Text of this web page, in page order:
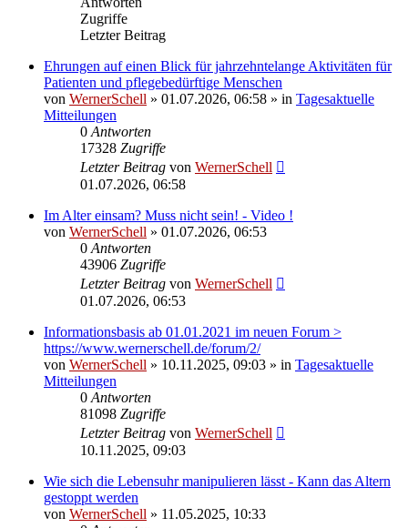
Zugriffe
Letzter Beitrag
Ehrungen auf einen Blick für jahrzehntelange Aktivitäten für
Patienten und pflegebedürftige Menschen
von WernerSchell » 01.07.2026, 06:58 » in Tagesaktuelle
Mitteilungen
0 Antworten
17328 Zugriffe
Letzter Beitrag von WernerSchell
01.07.2026, 06:58
Im Alter einsam? Muss nicht sein! - Video !
von WernerSchell » 01.07.2026, 06:53
0 Antworten
43906 Zugriffe
Letzter Beitrag von WernerSchell
01.07.2026, 06:53
Informationsbasis ab 01.01.2021 im neuen Forum >
https://www.wernerschell.de/forum/2/
von WernerSchell » 10.11.2025, 09:03 » in Tagesaktuelle
Mitteilungen
0 Antworten
81098 Zugriffe
Letzter Beitrag von WernerSchell
10.11.2025, 09:03
Wie sich die Lebensuhr manipulieren lässt - Kann das Altern
gestoppt werden
von WernerSchell » 11.05.2025, 10:33